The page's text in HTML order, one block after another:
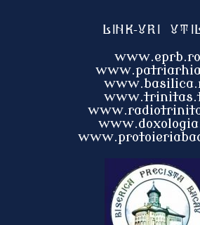
Link-uri
www.eprb.ro
www.protoieri